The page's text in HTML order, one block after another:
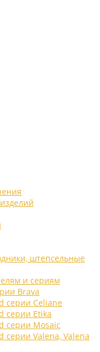
штепсельные
и сериям
Brava
серии Celiane
серии Etika
серии Mosaic
серии Valena, Valena